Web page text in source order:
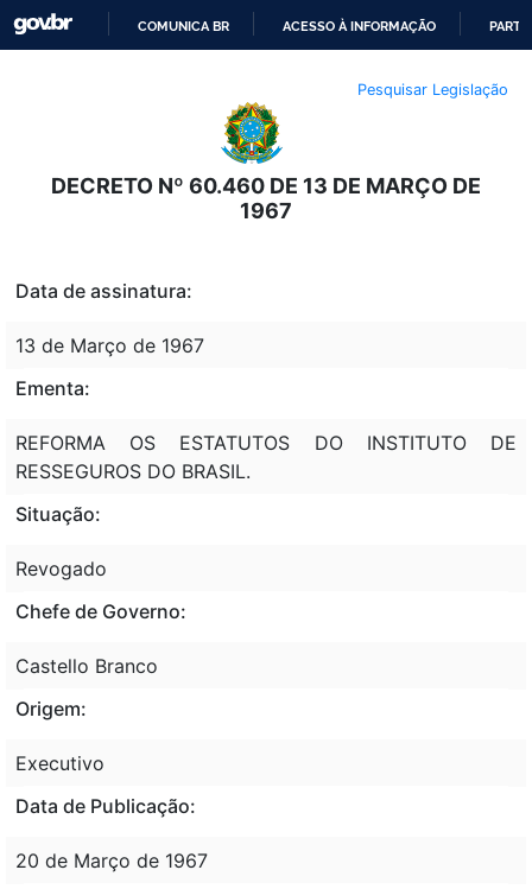
O
CONTEÚDO
COMUNICA BR ACESSO À INFORMAÇÃO
Pesquisar Legislação
DECRETO Nº 60.460 DE 13 DE MARÇO DE
1967
Data de assinatura:
13 de Março de 1967
Ementa:
REFORMA OS ESTATUTOS DO INSTITUTO DE
RESSEGUROS DO BRASIL.
Situação:
Revogado
Chefe de Governo:
Castello Branco
Origem:
Executivo
Data de Publicação:
20 de Março de 1967